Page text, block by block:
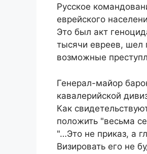
Русское
еврейского
Это был акт
тысячи евреев, шел
возможные
Генерал-майор
кавалерийской
Как
положить "весьма
"…Это не приказ, а
Визировать его не